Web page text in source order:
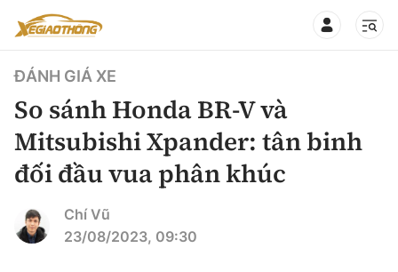
CHUYÊN MỤC QUAY LẠI BÁO XÂY DỰNG
360° xe
Chính sách
ĐÁNH GIÁ XE
So sánh Honda BR-V và
Mitsubishi Xpander: tân binh
đối đầu vua phân khúc
Chí Vũ
23/08/2023, 09:30